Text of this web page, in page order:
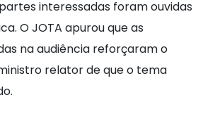
interessadas foram ouvidas
O JOTA apurou que as
na audiência reforçaram o
relator de que o tema